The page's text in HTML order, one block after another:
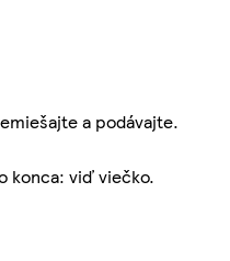
a podávajte.
konca: viď viečko.